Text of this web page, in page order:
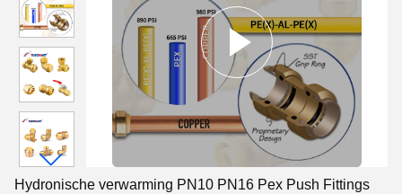
Hydronische verwarming PN10 PN16 Pex Push Fittings